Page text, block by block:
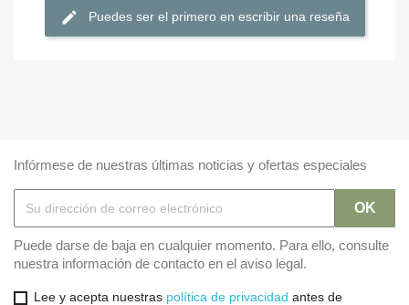
Puedes ser el primero en escribir una reseña
Infórmese de nuestras últimas noticias y ofertas especiales
Puede darse de baja en cualquier momento. Para ello, consulte
nuestra información de contacto en el aviso legal.
Lee y acepta nuestras política de privacidad antes de